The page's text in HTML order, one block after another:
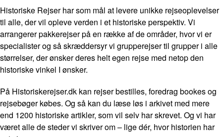
Historiske Rejser har som mål at levere unikke rejseoplevelser
til alle, der vil opleve verden i et historiske perspektiv. Vi
arrangerer pakkerejser på en række af de områder, hvor vi er
specialister og så skræddersyr vi grupperejser til grupper i alle
størrelser, der ønsker deres helt egen rejse med netop den
historiske vinkel I ønsker.
På Historiskerejser.dk kan rejser bestilles, foredrag bookes og
rejsebøger købes. Og så kan du læse løs i arkivet med mere
end 1200 historiske artikler, som vil selv har skrevet. Og vi har
været alle de steder vi skriver om – lige dér, hvor historien har